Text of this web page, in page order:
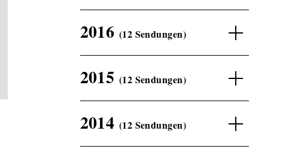
2016 (12 Sendungen)
2015 (12 Sendungen)
2014 (12 Sendungen)